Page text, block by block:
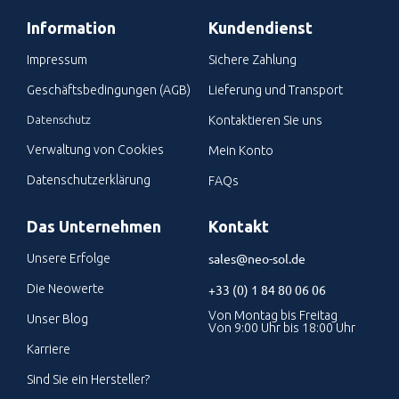
Information
Impressum
Geschäftsbedingungen (AGB)
Datenschutz
Verwaltung von Cookies
Datenschutzerklärung
Kundendienst
Sichere Zahlung
Lieferung und Transport
Kontaktieren Sie uns
Mein Konto
FAQs
Das Unternehmen
Unsere Erfolge
Die Neowerte
Unser Blog
Karriere
Sind Sie ein Hersteller?
Kontakt
sales@neo-sol.de
+33 (0) 1 84 80 06 06
Von Montag bis Freitag
Von 9:00 Uhr bis 18:00 Uhr